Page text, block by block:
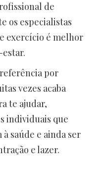
de
os especialistas
exercício é melhor
por
vezes acaba
te ajudar,
individuais que
saúde e ainda ser
e lazer.